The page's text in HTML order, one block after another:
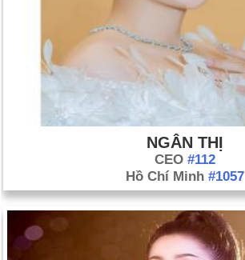
NGÂN THỊ
CEO #112
Hồ Chí Minh #1057